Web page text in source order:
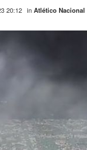
20:12 in Atlético Nacional